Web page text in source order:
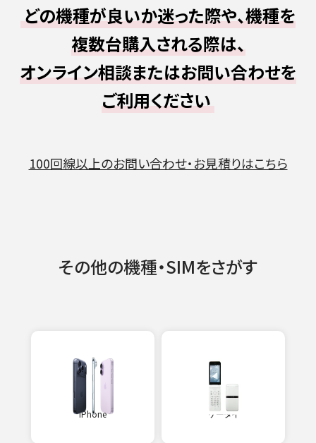
どの機種が良いか迷った際や、機種を
複数台購入される際は、
オンライン相談またはお問い合わせを
ご利用ください
100回線以上のお問い合わせ・お見積りはこちら
その他の機種・SIMをさがす
iPhone ケータイ